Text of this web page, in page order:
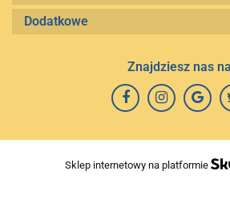
Dodatkowe
Znajdziesz nas na
Sklep internetowy na platformie